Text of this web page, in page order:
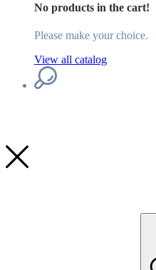
No products in the cart!
Please make your choice.
View all catalog